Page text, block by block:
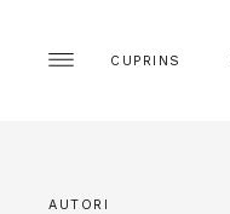
CUPRINS
AUTORI